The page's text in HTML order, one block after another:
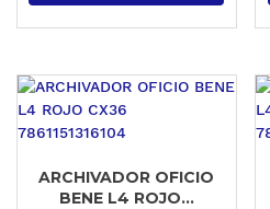
ARCHIVADOR OFICIO
BENE L4 ROJO...